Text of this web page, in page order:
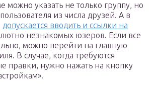
можно указать не только группу, но
из числа друзей. А в
допускается вводить и ссылки на
незнакомых юзеров. Если все
можно перейти на главную
В случае, когда требуются
правки, нужно нажать на кнопку